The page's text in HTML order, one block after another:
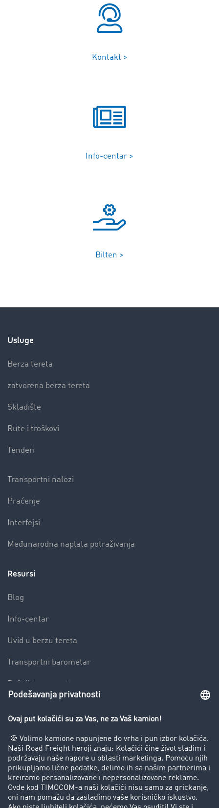
Kontakt >
Info-centar >
Bilten >
Usluge
Berza tereta
zatvorena berza tereta
Skladište
Rute i troškovi
Tenderi
Transportni nalozi
Praćenje
Interfejsi
Međunarodna naplata potraživanja
Resursi
Blog
Info-centar
Uvid u berzu tereta
Transportni barometar
Rečnik transporta
Preduzeće
Uspešne priče
Korisnici preporučuju korisnike
Pravna pitanja